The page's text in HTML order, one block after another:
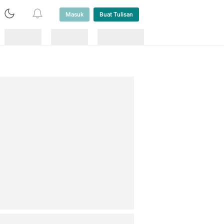
Masuk Buat Tulisan